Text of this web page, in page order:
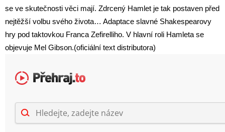
se ve skutečnosti věci mají. Zdrcený Hamlet je tak postaven před
nejtěžší volbu svého života… Adaptace slavné Shakespearovy
hry pod taktovkou Franca Zefirelliho. V hlavní roli Hamleta se
objevuje Mel Gibson.(oficiální text distributora)